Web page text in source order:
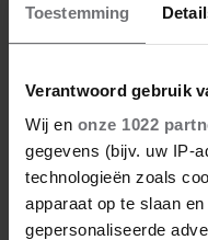
Toestemming
Verantwoord gebruik
Wij en onze 1022
gegevens (bijv. uw IP-
technologieën zoals
apparaat op te slaan
gepersonaliseerde
TINA DE BRUIN